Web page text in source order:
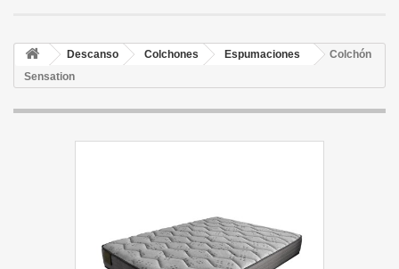
Descanso Colchones Espumaciones
Colchón
Sensation